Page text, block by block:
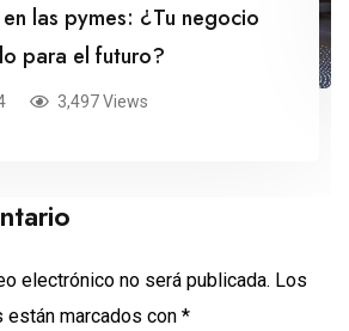
las pymes: ¿Tu negocio
para el futuro?
3,497 Views
electrónico no será publicada. Los
marcados con *